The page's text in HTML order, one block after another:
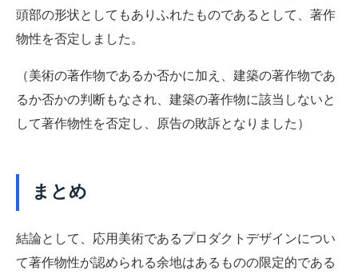
頭部の形状としてもありふれたものであるとして、著作
物性を否定しました。
（美術の著作物であるか否かに加え、建築の著作物であ
るか否かの判断もなされ、建築の著作物に該当しないと
して著作物性を否定し、原告の敗訴となりました）
まとめ
結論として、応用美術であるプロダクトデザインについ
て著作物性が認められる余地はあるものの限定的である